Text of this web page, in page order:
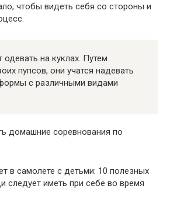
чтобы видеть себя со стороны и
одевать на куклах. Путем
пупсов, они учатся надевать
с различными видами
домашние соревнования по
в самолете с детьми: 10 полезных
следует иметь при себе во время